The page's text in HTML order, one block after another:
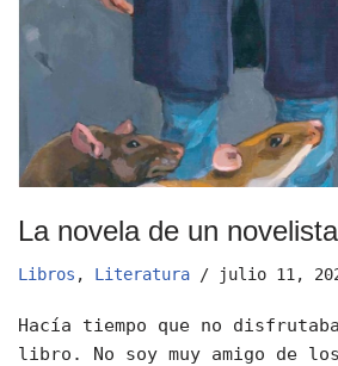
La novela de un novelista
Libros , Literatura julio 11,
Hacía tiempo que no
libro. No soy muy amigo de